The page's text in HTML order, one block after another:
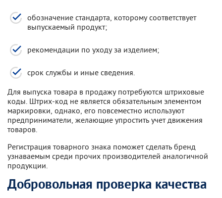
обозначение стандарта, которому соответствует
выпускаемый продукт;
рекомендации по уходу за изделием;
срок службы и иные сведения.
Для выпуска товара в продажу потребуются штриховые
коды. Штрих-код не является обязательным элементом
маркировки, однако, его повсеместно используют
предприниматели, желающие упростить учет движения
товаров.
Регистрация товарного знака поможет сделать бренд
узнаваемым среди прочих производителей аналогичной
продукции.
Добровольная проверка качества